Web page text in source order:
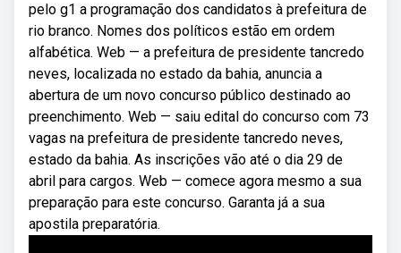
pelo g1 a programação dos candidatos à prefeitura de
rio branco. Nomes dos políticos estão em ordem
alfabética. Web — a prefeitura de presidente tancredo
neves, localizada no estado da bahia, anuncia a
abertura de um novo concurso público destinado ao
preenchimento. Web — saiu edital do concurso com 73
vagas na prefeitura de presidente tancredo neves,
estado da bahia. As inscrições vão até o dia 29 de
abril para cargos. Web — comece agora mesmo a sua
preparação para este concurso. Garanta já a sua
apostila preparatória.